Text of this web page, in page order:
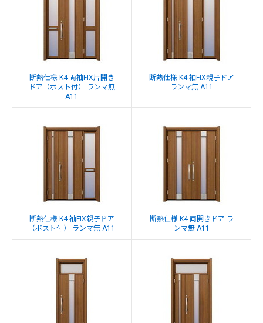
断熱仕様 K4 両袖FIX片開き
ドア（ポスト付） ランマ無
A11
断熱仕様 K4 袖FIX親子ドア
ランマ無 A11
断熱仕様 K4 袖FIX親子ドア
（ポスト付） ランマ無 A11
断熱仕様 K4 両開きドア ラ
ンマ無 A11